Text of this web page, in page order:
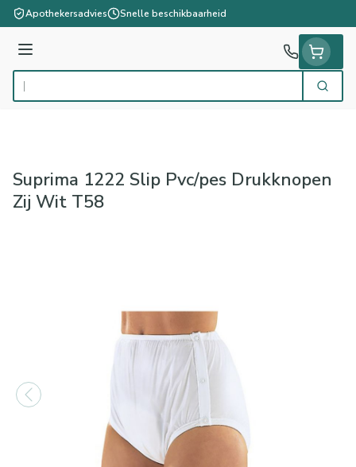
Ga naar de inhoud
Apothekersadvies Snelle beschikbaarheid
Menu
Product, merk, categorie... Zoek
Suprima 1222 Slip Pvc/pes Drukknopen
Zij Wit T58